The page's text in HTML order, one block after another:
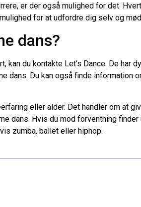
er der også mulighed for det.
for at udfordre dig selv og
dans?
du kontakte Let’s Dance. De har
dans. Du kan også finde information
eller alder. Det handler om at
dans. Hvis du mod forventning
zumba, ballet eller hiphop.